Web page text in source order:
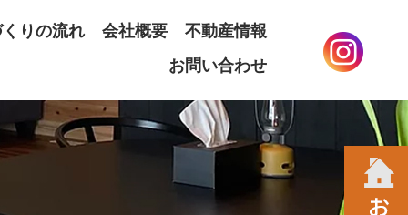
りの流れ 会社概要
不動産情報
お問い合わせ